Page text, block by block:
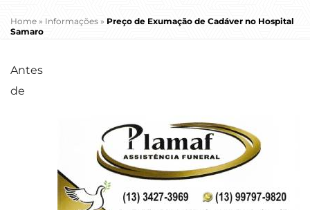
Home » Informações » Preço de Exumação de Cadáver no Hospital
Samaro
Antes
de